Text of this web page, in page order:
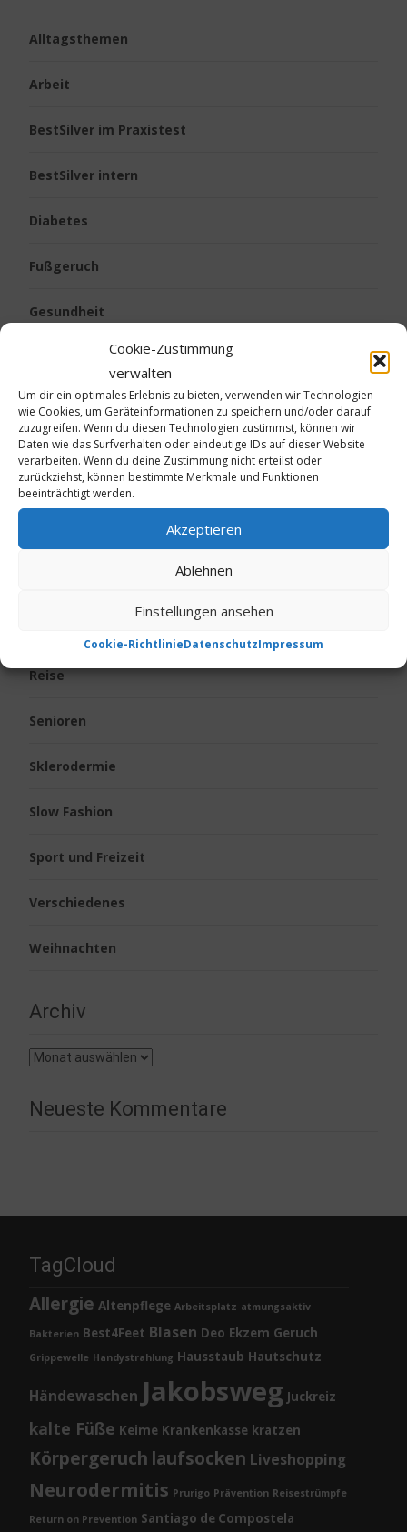
Cookie-Zustimmung
verwalten
Um dir ein optimales Erlebnis zu bieten, verwenden wir Technologien
wie Cookies, um Geräteinformationen zu speichern und/oder darauf
zuzugreifen. Wenn du diesen Technologien zustimmst, können wir
Daten wie das Surfverhalten oder eindeutige IDs auf dieser Website
verarbeiten. Wenn du deine Zustimmung nicht erteilst oder
zurückziehst, können bestimmte Merkmale und Funktionen
beeinträchtigt werden.
Akzeptieren
Ablehnen
Einstellungen ansehen
Cookie-RichtlinieDatenschutzImpressum
Alltagsthemen
Arbeit
BestSilver im Praxistest
BestSilver intern
Diabetes
Fußgeruch
Gesundheit
Kinder
Körpergeruch
Live vom Jakobsweg
Reise
Senioren
Sklerodermie
Slow Fashion
Sport und Freizeit
Verschiedenes
Weihnachten
Archiv
Archiv
Neueste Kommentare
TagCloud
Allergie Altenpflege Arbeitsplatz atmungsaktiv
Bakterien Best4Feet Blasen Deo Ekzem Geruch
Grippewelle Handystrahlung Hausstaub Hautschutz
Händewaschen Jakobsweg Juckreiz
kalte Füße Keime Krankenkasse kratzen
Körpergeruch laufsocken Liveshopping
Neurodermitis Prurigo Prävention Reisestrümpfe
Return on Prevention Santiago de Compostela